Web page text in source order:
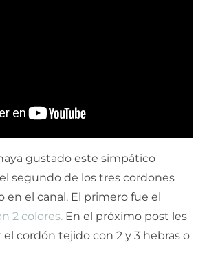
gustado este simpático
segundo de los tres cordones
en el canal. El primero fue el
2 colores. En el próximo post les
cordón tejido con 2 y 3 hebras o